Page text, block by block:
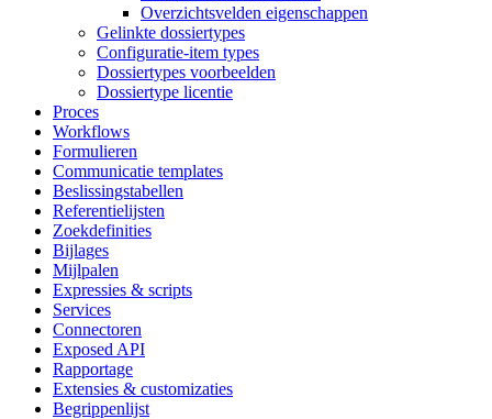
Overzichtsvelden eigenschappen
Gelinkte dossiertypes
Configuratie-item types
Dossiertypes voorbeelden
Dossiertype licentie
Proces
Workflows
Formulieren
Communicatie templates
Beslissingstabellen
Referentielijsten
Zoekdefinities
Bijlages
Mijlpalen
Expressies & scripts
Services
Connectoren
Exposed API
Rapportage
Extensies & customizaties
Begrippenlijst